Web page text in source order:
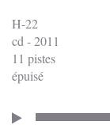
H-22
cd - 2011
11 pistes
épuisé